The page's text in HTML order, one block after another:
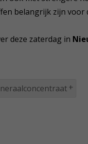
belangrijk zijn voor
deze zaterdag in